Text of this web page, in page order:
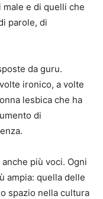
e di quelli che
parole, di
da guru.
ironico, a volte
lesbica che ha
di
più voci. Ogni
ampia: quella delle
spazio nella cultura